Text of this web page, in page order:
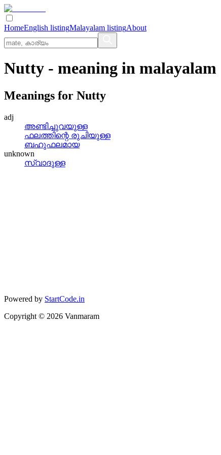
HomeEnglish listingMalayalam listingAbout
Nutty - meaning in malayalam
Meanings for Nutty
adj
അണ്ടിച്ചുവയുള്ള
ഫലത്തിന്റെ രുചിയുള്ള
ബഹുഫലമായ
unknown
സ്വാദുള്ള
Powered by StartCode.in
Copyright © 2026 Vanmaram